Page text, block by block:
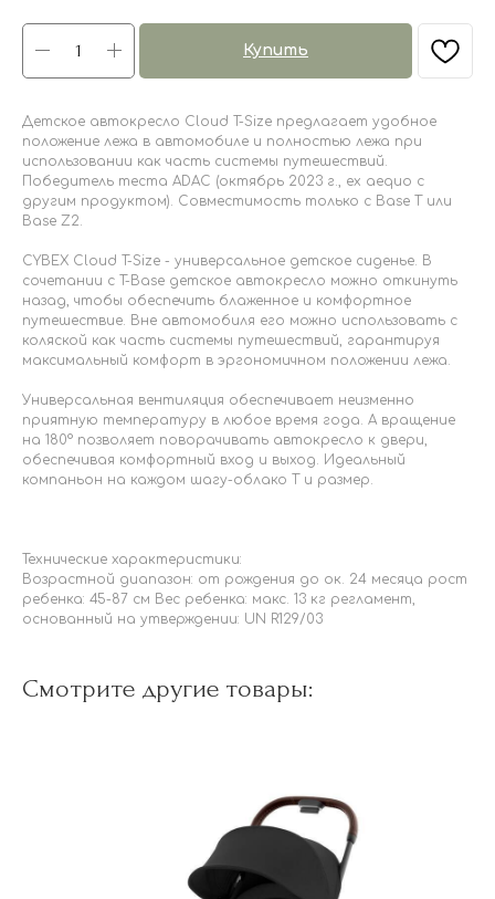
Купить
Детское автокресло Cloud T-Size предлагает удобное
положение лежа в автомобиле и полностью лежа при
использовании как часть системы путешествий.
Победитель теста ADAC (октябрь 2023 г., ex aequo с
другим продуктом). Совместимость только с Base T или
Base Z2.
CYBEX Cloud T-Size - универсальное детское сиденье. В
сочетании с T-Base детское автокресло можно откинуть
назад, чтобы обеспечить блаженное и комфортное
путешествие. Вне автомобиля его можно использовать с
коляской как часть системы путешествий, гарантируя
максимальный комфорт в эргономичном положении лежа.
Универсальная вентиляция обеспечивает неизменно
приятную температуру в любое время года. А вращение
на 180° позволяет поворачивать автокресло к двери,
обеспечивая комфортный вход и выход. Идеальный
компаньон на каждом шагу-облако Т и размер.
Технические характеристики:
Возрастной диапазон: от рождения до ок. 24 месяца рост
ребенка: 45-87 см Вес ребенка: макс. 13 кг регламент,
основанный на утверждении: UN R129/03
Смотрите другие товары: